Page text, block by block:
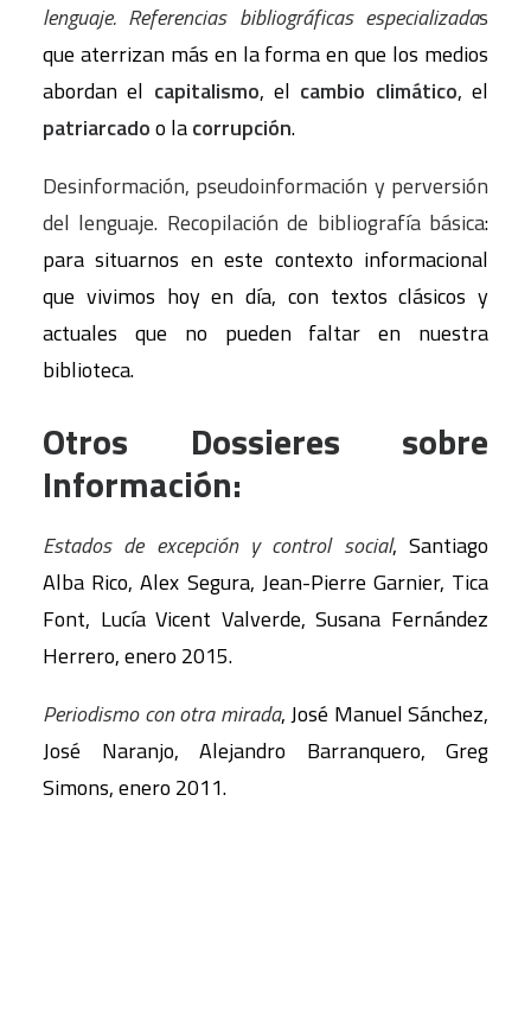
lenguaje. Referencias bibliográficas especializadas
que aterrizan más en la forma en que los medios
abordan el capitalismo, el cambio climático, el
patriarcadoo lacorrupción.
Desinformación, pseudoinformación y perversión
del lenguaje. Recopilación de bibliografía básica:
para situarnos en este contexto informacional
que vivimos hoy en día, con textos clásicos y
actuales que no pueden faltar en nuestra
biblioteca.
Otros Dossieres sobre
Información:
Estados de excepción y control social, Santiago
Alba Rico, Alex Segura, Jean-Pierre Garnier, Tica
Font, Lucía Vicent Valverde, Susana Fernández
Herrero, enero 2015.
Periodismo con otra mirada, José Manuel Sánchez,
José Naranjo, Alejandro Barranquero, Greg
Simons, enero 2011.